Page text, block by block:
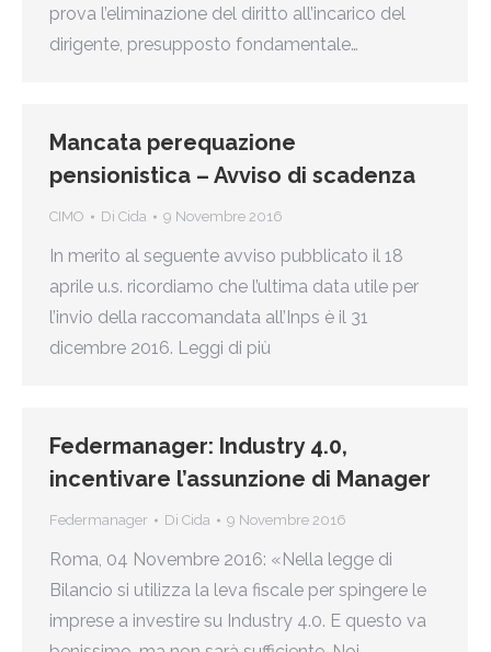
prova l’eliminazione del diritto all’incarico del
dirigente, presupposto fondamentale…
Mancata perequazione
pensionistica – Avviso di scadenza
CIMO Di Cida 9 Novembre 2016
In merito al seguente avviso pubblicato il 18
aprile u.s. ricordiamo che l’ultima data utile per
l’invio della raccomandata all’Inps è il 31
dicembre 2016. Leggi di più
Federmanager: Industry 4.0,
incentivare l’assunzione di Manager
Federmanager Di Cida 9 Novembre 2016
Roma, 04 Novembre 2016: «Nella legge di
Bilancio si utilizza la leva fiscale per spingere le
imprese a investire su Industry 4.0. E questo va